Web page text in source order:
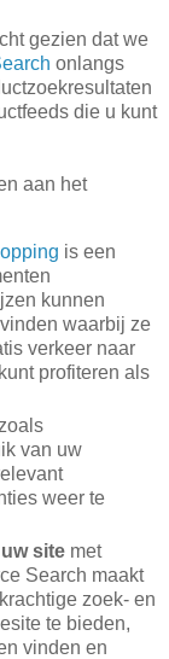
gezien dat we
onlangs
die u kunt
aan het
is een
kunnen
waarbij ze
verkeer naar
profiteren als
zoals
van uw
weer te
site met
Search maakt
zoek- en
te bieden,
vinden en